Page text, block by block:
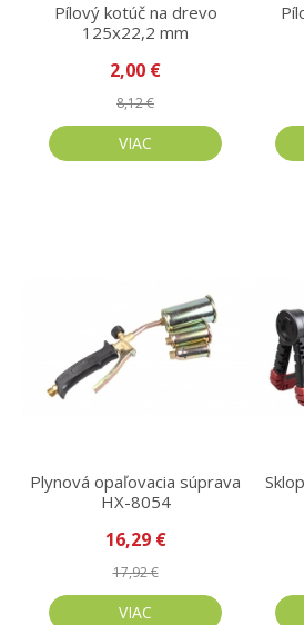
Pílový kotúč na drevo
125x22,2 mm
2,00 €
8,12 €
VIAC
Plynová opaľovacia súprava
HX-8054
16,29 €
17,92 €
VIAC